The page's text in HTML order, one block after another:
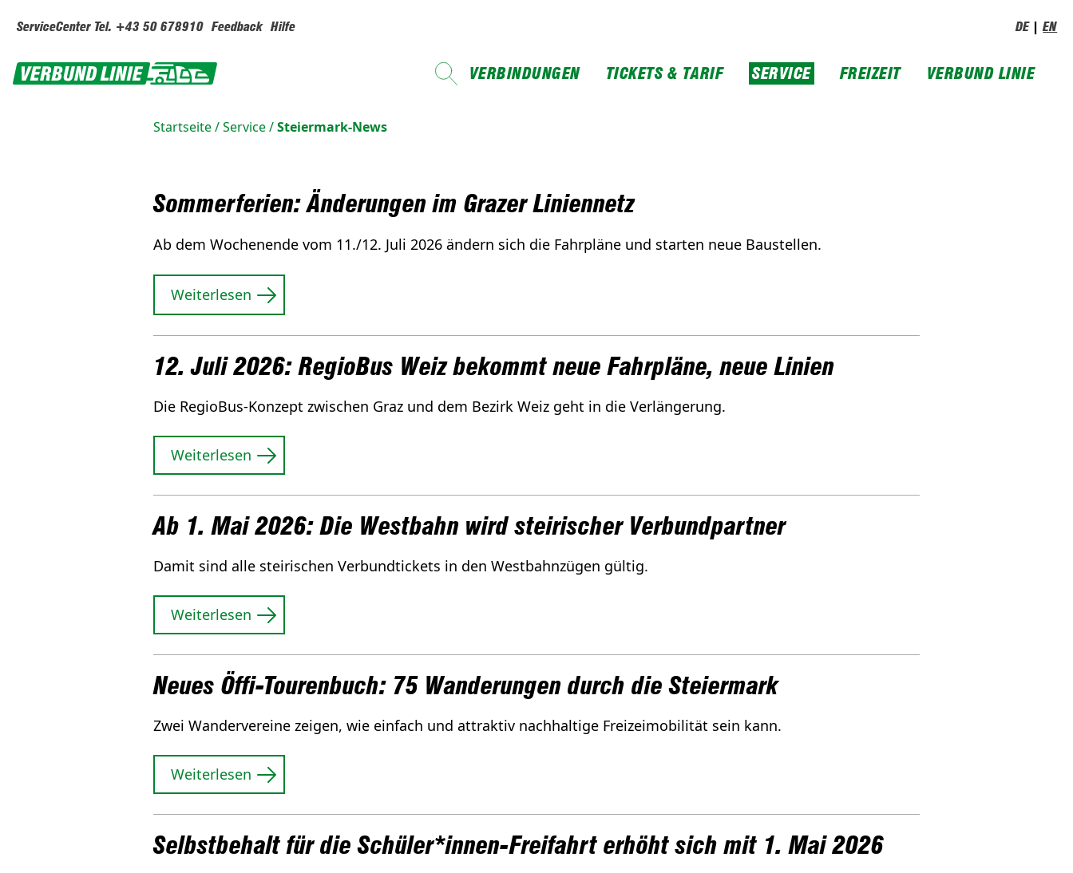
DE EN
ServiceCenter Tel. +43 50 678910 Feedback Hilfe
VERBINDUNGEN TICKETS & TARIF SERVICE FREIZEIT VERBUND LINIE
Startseite/Service/Steiermark-News
Sommerferien: Änderungen im Grazer Liniennetz
Ab dem Wochenende vom 11./12. Juli 2026 ändern sich die Fahrpläne und starten neue Baustellen.
Weiterlesen
12. Juli 2026: RegioBus Weiz bekommt neue Fahrpläne, neue Linien
Die RegioBus-Konzept zwischen Graz und dem Bezirk Weiz geht in die Verlängerung.
Weiterlesen
Ab 1. Mai 2026: Die Westbahn wird steirischer Verbundpartner
Damit sind alle steirischen Verbundtickets in den Westbahnzügen gültig.
Weiterlesen
Neues Öffi-Tourenbuch: 75 Wanderungen durch die Steiermark
Zwei Wandervereine zeigen, wie einfach und attraktiv nachhaltige Freizeimobilität sein kann.
Weiterlesen
Selbstbehalt für die Schüler*innen-Freifahrt erhöht sich mit 1. Mai 2026